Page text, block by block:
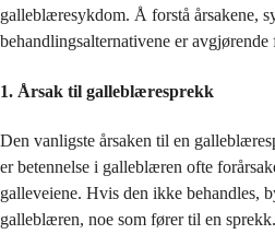
galleblæresykdom. Å forstå årsakene,
behandlingsalternativene er
1. Årsak til galleblæresprekk
Den vanligste årsaken til en
er betennelse i galleblæren ofte
galleveiene. Hvis den ikke behandles,
galleblæren, noe som fører til en